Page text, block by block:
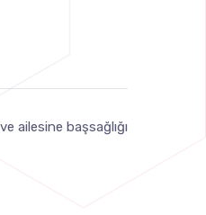
ailesine başsağlığı